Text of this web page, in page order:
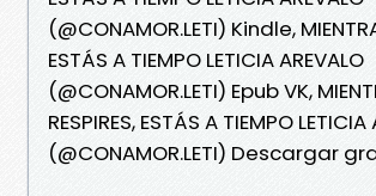
(@CONAMOR.LETI) Kindle,
ESTÁS A TIEMPO LETICIA AREVALO
(@CONAMOR.LETI) Epub VK,
RESPIRES, ESTÁS A TIEMPO LETICIA
(@CONAMOR.LETI) Descargar